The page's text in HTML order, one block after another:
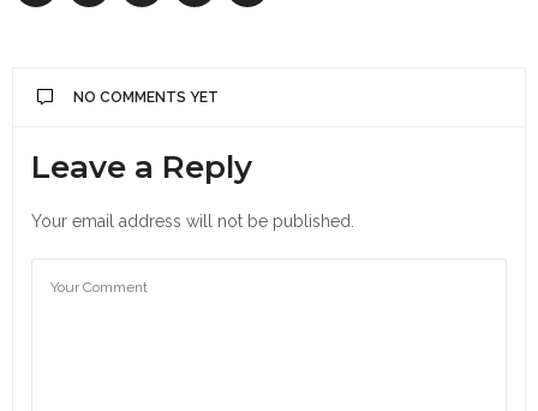
NO COMMENTS YET
Leave a Reply
Your email address will not be published.